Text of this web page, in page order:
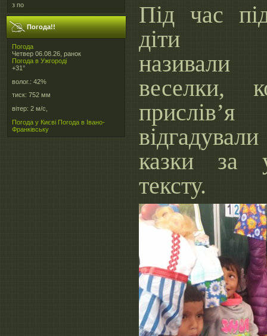
з по
Погода!!
Погода
Четвер 06.08.26, ранок
Погода в Ужгороді
+31°
волог.: 42%
тиск: 752 мм
вітер: 2 м/с,
Погода у Києві Погода в Івано-
Франківську
Під час
діти
веселки,
казки за
тексту.